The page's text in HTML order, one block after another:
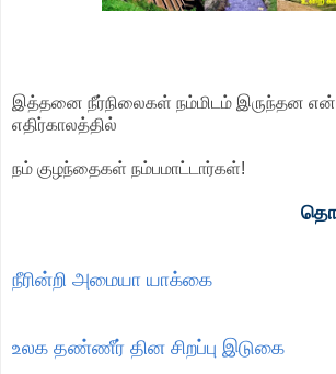
இத்தனை நீர்நிலைகள் நம்மிடம் இருந்தன
எதிர்காலத்தில்
நம் குழந்தைகள் நம்பமாட்டார்கள்!
நீரின்றி அமையா யாக்கை
உலக தண்ணீர் தின சிறப்பு இடுகை